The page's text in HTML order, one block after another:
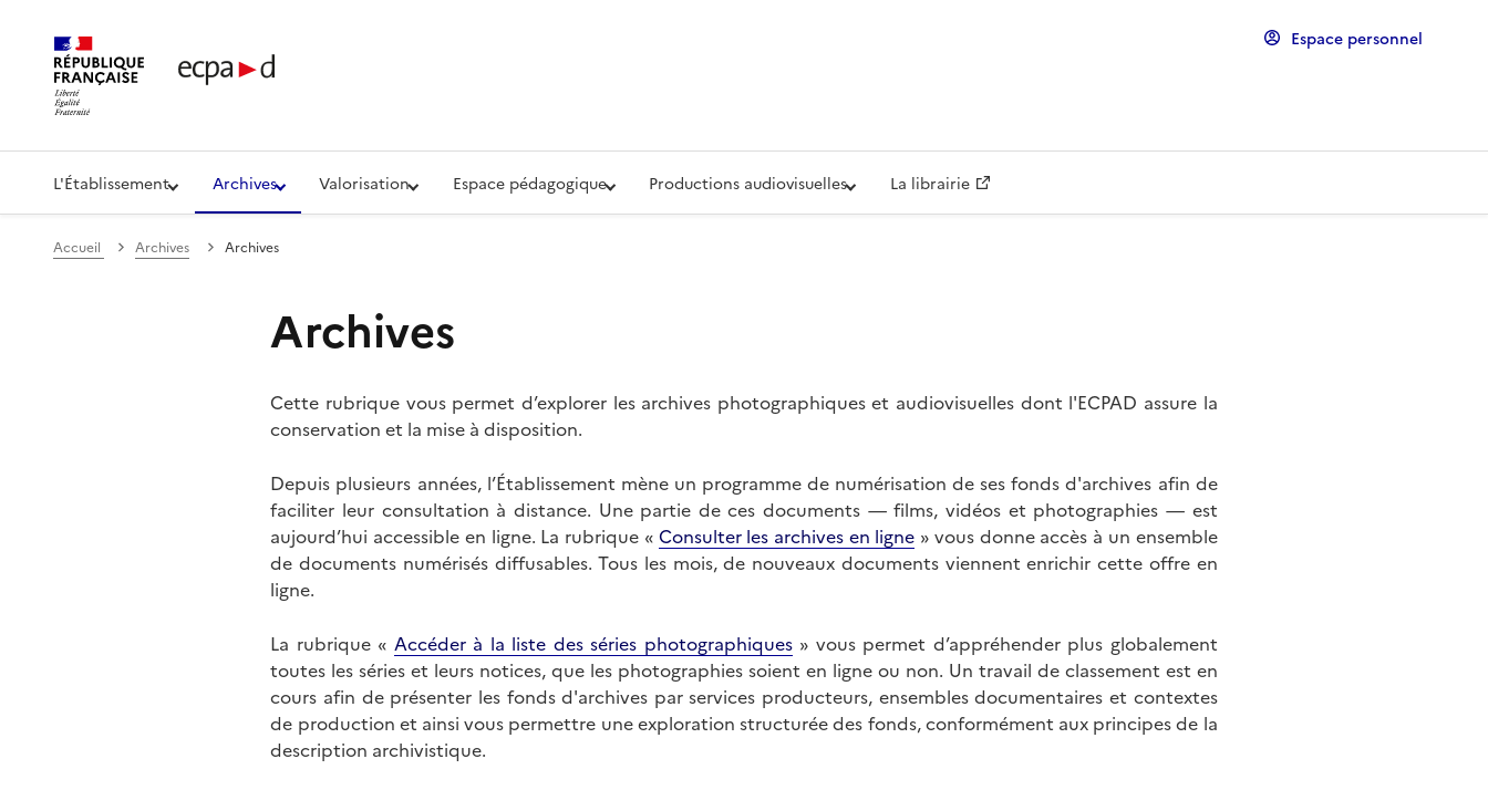
Établissement de communication et de production audiovisuelle de la Défense (ECPAD) Espace personnel
L'Établissement Archives Valorisation Espace pédagogique Productions audiovisuelles La librairie
Accueil Archives Archives
Archives
Cette rubrique vous permet d’explorer les archives photographiques et audiovisuelles dont l'ECPAD assure la
conservation et la mise à disposition.
Depuis plusieurs années, l’Établissement mène un programme de numérisation de ses fonds d'archives afin de
faciliter leur consultation à distance. Une partie de ces documents — films, vidéos et photographies — est
aujourd’hui accessible en ligne. La rubrique « Consulter les archives en ligne » vous donne accès à un ensemble
de documents numérisés diffusables. Tous les mois, de nouveaux documents viennent enrichir cette offre en
ligne.
La rubrique « Accéder à la liste des séries photographiques» vous permet d’appréhender plus globalement
toutes les séries et leurs notices, que les photographies soient en ligne ou non. Un travail de classement est en
cours afin de présenter les fonds d'archives par services producteurs, ensembles documentaires et contextes
de production et ainsi vous permettre une exploration structurée des fonds, conformément aux principes de la
description archivistique.